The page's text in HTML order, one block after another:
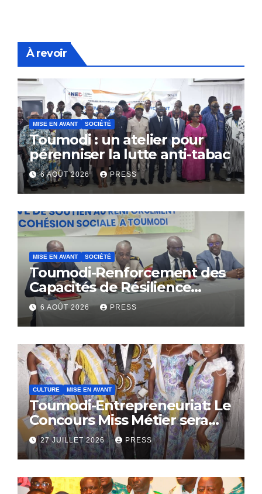
À revoir
MISE EN AVANT SOCIÉTÉ
Toumodi : un atelier pour
pérenniser la lutte anti-tabac
6 AOÛT 2026 PRESS
MISE EN AVANT SOCIÉTÉ
Toumodi-Renforcement des
Capacités de Résilience
Communautaire
6 AOÛT 2026 PRESS
CULTURE MISE EN AVANT
Toumodi-Entrepreneuriat: Le
Concours Miss Métier sera
bientôt lance.
27 JUILLET 2026 PRESS